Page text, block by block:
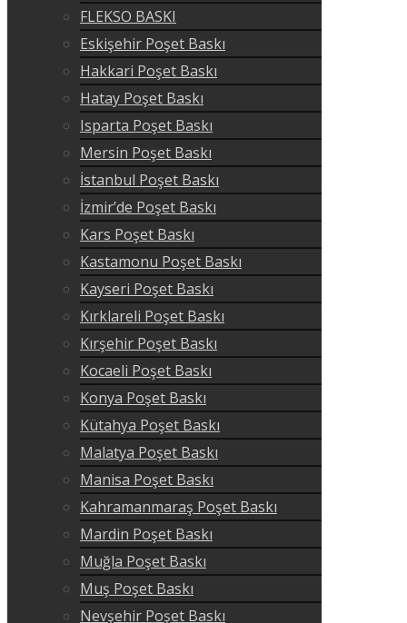
FLEKSO BASKI
Eskişehir Poşet Baskı
Hakkari Poşet Baskı
Hatay Poşet Baskı
Isparta Poşet Baskı
Mersin Poşet Baskı
İstanbul Poşet Baskı
İzmir’de Poşet Baskı
Kars Poşet Baskı
Kastamonu Poşet Baskı
Kayseri Poşet Baskı
Kırklareli Poşet Baskı
Kırşehir Poşet Baskı
Kocaeli Poşet Baskı
Konya Poşet Baskı
Kütahya Poşet Baskı
Malatya Poşet Baskı
Manisa Poşet Baskı
Kahramanmaraş Poşet Baskı
Mardin Poşet Baskı
Muğla Poşet Baskı
Muş Poşet Baskı
Nevşehir Poşet Baskı